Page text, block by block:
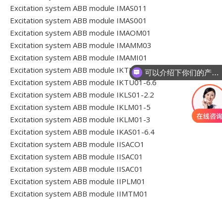
Excitation system ABB module IMAS011
Excitation system ABB module IMAS001
Excitation system ABB module IMAOM01
Excitation system ABB module IMAMM03
Excitation system ABB module IMAMI01
Excitation system ABB module IKTU02-3
Excitation system ABB module IKTU01-6.6
Excitation system ABB module IKLS01-2.2
Excitation system ABB module IKLM01-5
Excitation system ABB module IKLM01-3
Excitation system ABB module IKAS01-6.4
Excitation system ABB module IISACO1
Excitation system ABB module IISAC01
Excitation system ABB module IISAC01
Excitation system ABB module IIPLM01
Excitation system ABB module IIMTM01
可以介绍下你们的产品么